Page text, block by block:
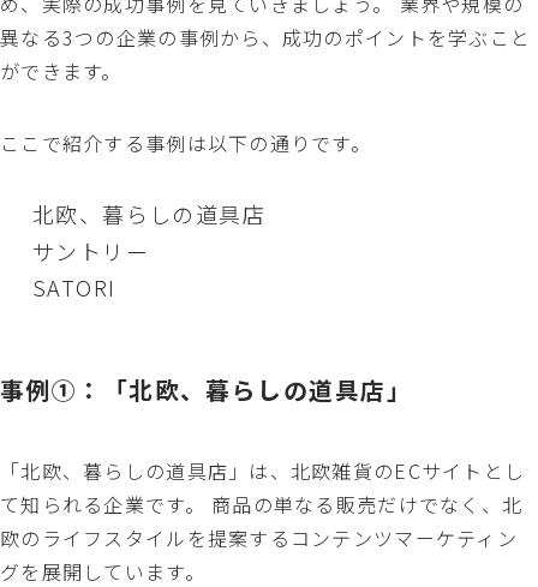
異なる3つの企業の事例から、成功のポイントを学ぶこと
ができます。
ここで紹介する事例は以下の通りです。
北欧、暮らしの道具店
サントリー
SATORI
事例①：「北欧、暮らしの道具店」
「北欧、暮らしの道具店」は、北欧雑貨のECサイトとし
て知られる企業です。 商品の単なる販売だけでなく、北
欧のライフスタイルを提案するコンテンツマーケティン
グを展開しています。